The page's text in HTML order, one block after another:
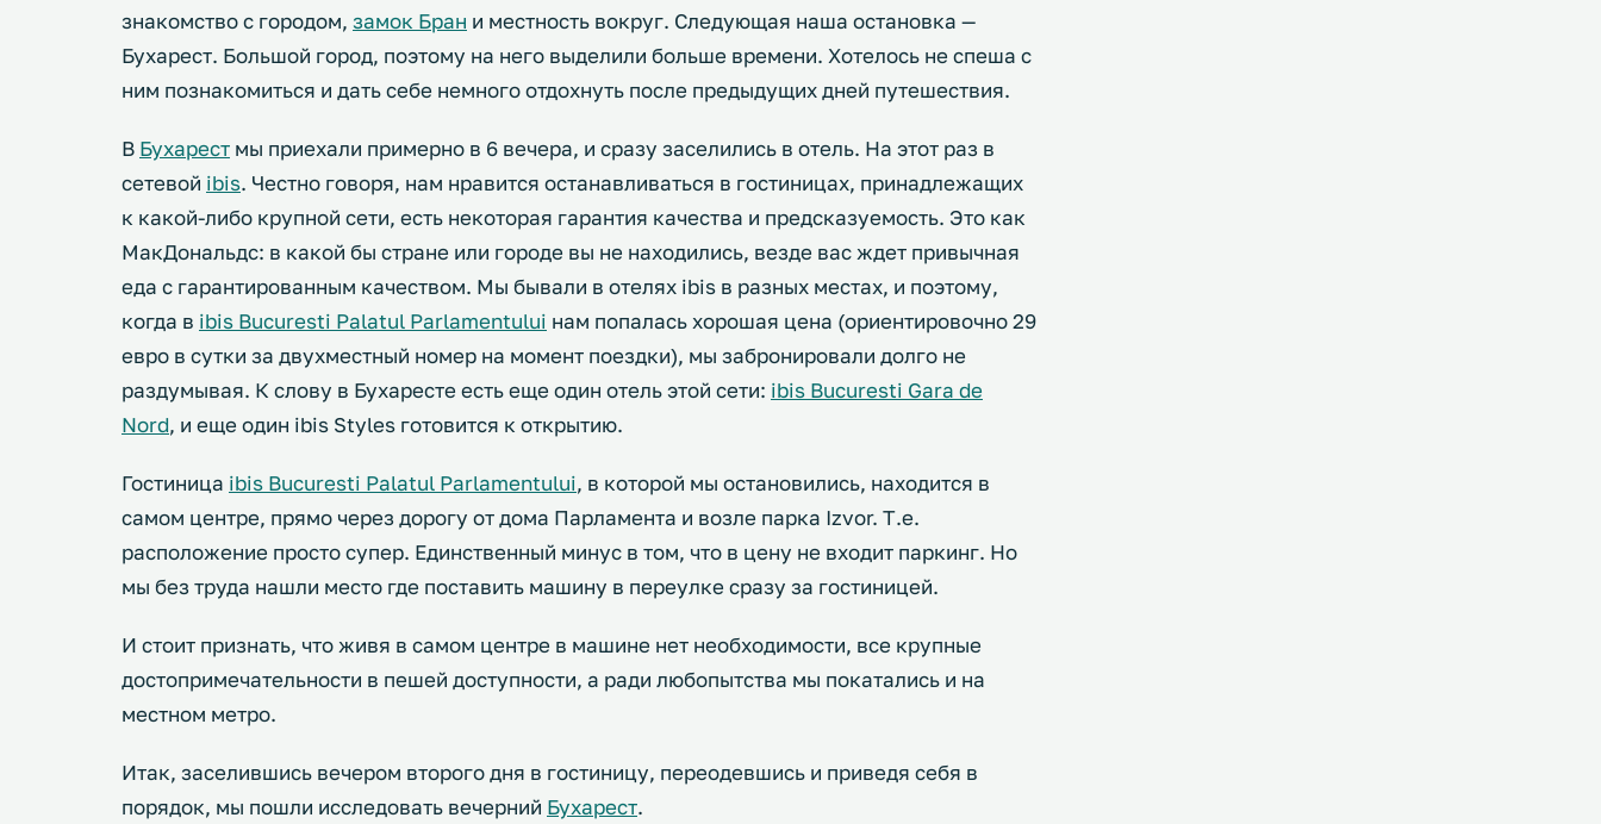
знакомство с городом, замок Бран и местность вокруг. Следующая наша остановка —
Бухарест. Большой город, поэтому на него выделили больше времени. Хотелось не спеша с
ним познакомиться и дать себе немного отдохнуть после предыдущих дней путешествия.
В Бухарест мы приехали примерно в 6 вечера, и сразу заселились в отель. На этот раз в
сетевой ibis. Честно говоря, нам нравится останавливаться в гостиницах, принадлежащих
к какой-либо крупной сети, есть некоторая гарантия качества и предсказуемость. Это как
МакДональдс: в какой бы стране или городе вы не находились, везде вас ждет привычная
еда с гарантированным качеством. Мы бывали в отелях ibis в разных местах, и поэтому,
когда в ibis Bucuresti Palatul Parlamentului нам попалась хорошая цена (ориентировочно 29
евро в сутки за двухместный номер на момент поездки), мы забронировали долго не
раздумывая. К слову в Бухаресте есть еще один отель этой сети: ibis Bucuresti Gara de
Nord, и еще один ibis Styles готовится к открытию.
Гостиница ibis Bucuresti Palatul Parlamentului, в которой мы остановились, находится в
самом центре, прямо через дорогу от дома Парламента и возле парка Izvor. Т.е.
расположение просто супер. Единственный минус в том, что в цену не входит паркинг. Но
мы без труда нашли место где поставить машину в переулке сразу за гостиницей.
И стоит признать, что живя в самом центре в машине нет необходимости, все крупные
достопримечательности в пешей доступности, а ради любопытства мы покатались и на
местном метро.
Итак, заселившись вечером второго дня в гостиницу, переодевшись и приведя себя в
порядок, мы пошли исследовать вечерний Бухарест.